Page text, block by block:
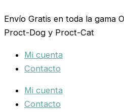
al
contenido
Envío Gratis en toda la gama
Proct-Dog y Proct-Cat
Mi cuenta
Contacto
Mi cuenta
Contacto
...
DE
10
A
cantidad